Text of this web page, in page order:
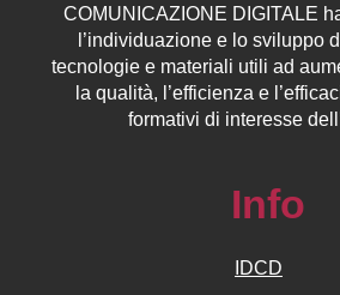
COMUNICAZIONE DIGITALE
l’individuazione e lo sviluppo
tecnologie e materiali utili ad
la qualità, l’efficienza e
formativi di interesse
Info
IDCD